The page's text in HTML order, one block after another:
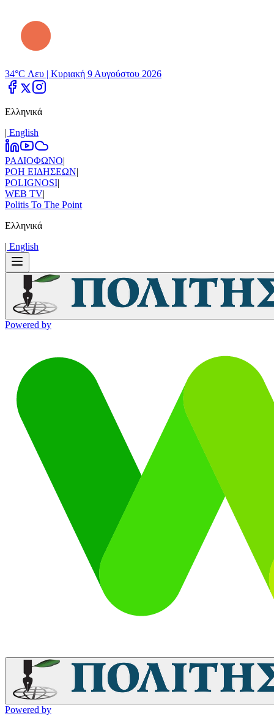
34°C Λευ | Κυριακή 9 Αυγούστου 2026
Ελληνικά
| Εnglish
ΡΑΔΙΟΦΩΝΟ|
ΡΟΗ ΕΙΔΗΣΕΩΝ|
POLIGNOSI|
WEB TV|
Politis To The Point
Ελληνικά
| Εnglish
Powered by
Powered by